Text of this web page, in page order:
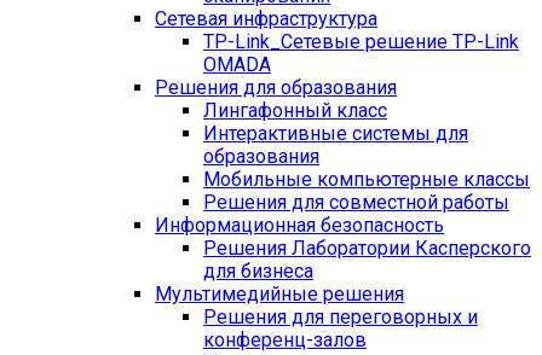
Сетевая инфраструктура
TP-Link_ Сетевые решение TP-Link
OMADA
Решения для образования
Лингафонный класс
Интерактивные системы для
образования
Мобильные компьютерные классы
Решения для совместной работы
Информационная безопасность
Решения Лаборатории Касперского
для бизнеса
Мультимедийные решения
Решения для переговорных и
конференц-залов